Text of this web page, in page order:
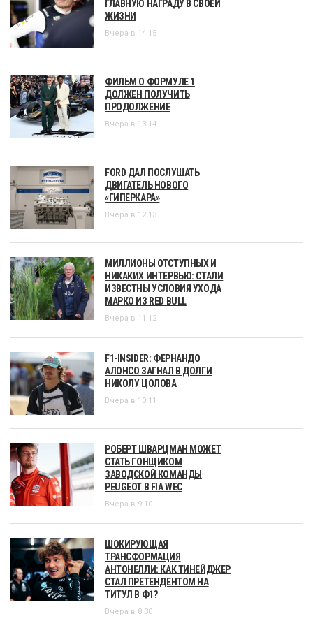
ГЛАВНУЮ НАГРАДУ В СВОЕЙ
ЖИЗНИ
Вчера в 14:15
ФИЛЬМ О ФОРМУЛЕ 1
ДОЛЖЕН ПОЛУЧИТЬ
ПРОДОЛЖЕНИЕ
Вчера в 13:14
FORD ДАЛ ПОСЛУШАТЬ
ДВИГАТЕЛЬ НОВОГО
«ГИПЕРКАРА»
Вчера в 12:13
МИЛЛИОНЫ ОТСТУПНЫХ И
НИКАКИХ ИНТЕРВЬЮ: СТАЛИ
ИЗВЕСТНЫ УСЛОВИЯ УХОДА
МАРКО ИЗ RED BULL
Вчера в 11:12
F1-INSIDER: ФЕРНАНДО
АЛОНСО ЗАГНАЛ В ДОЛГИ
НИКОЛУ ЦОЛОВА
Вчера в 10:11
РОБЕРТ ШВАРЦМАН МОЖЕТ
СТАТЬ ГОНЩИКОМ
ЗАВОДСКОЙ КОМАНДЫ
PEUGEOT В FIA WEC
Вчера в 9:10
ШОКИРУЮЩАЯ
ТРАНСФОРМАЦИЯ
АНТОНЕЛЛИ: КАК ТИНЕЙДЖЕР
СТАЛ ПРЕТЕНДЕНТОМ НА
ТИТУЛ В Ф1?
Вчера в 8:30